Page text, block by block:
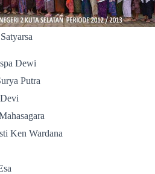
Dewi
Putra
Wardana